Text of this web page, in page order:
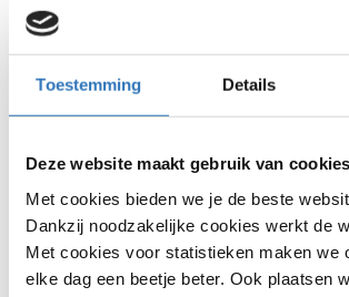
Toestemming Details
Deze website maakt gebruik van cookies
Met cookies bieden we je de beste
Dankzij noodzakelijke cookies werkt de
Met cookies voor statistieken maken we
elke dag een beetje beter. Ook plaatsen
Voor vrijwel alle fietsreparaties ben je
werkplaats. Onze monteurs
repareren verschillende soorten
Remmen afstellen — goed
Binnenband vervangen (e-bike)
bikeband vervangen we
weer verder kunt.
blijft je e-bike optimaal presteren.